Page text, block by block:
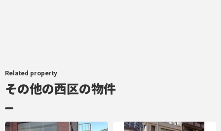
Related property
その他の西区の物件